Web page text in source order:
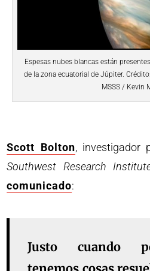
Espesas nubes blancas están
de la zona ecuatorial de Júpiter.
MSSS / Kevin
Scott Bolton, investigador
Southwest Research
comunicado:
Justo cuando